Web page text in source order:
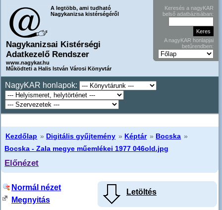
A legtöbb, ami tudható
Nagykanizsa kistérségéről
Nagykanizsai Kistérségi
Adatkezelő Rendszer
www.nagykar.hu
Működteti a Halis István Városi Könyvtár
Keresés a nagyKAR
belső adatbázisában:
A nagyKAR honlapjai
betűrendben:
NagyKAR honlapok:
Kezdőlap » Digitális gyűjtemény » Képtár » Bocska »
Bocska - Zala megye műemlékei 1977 046old.jpg
Előnézet
Letöltés
Normál nézet
Megnyitás